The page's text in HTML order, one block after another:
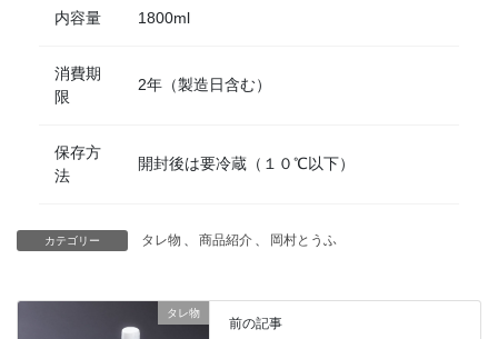
内容量 1800ml
消費期
限
2年（製造日含む）
保存方
法
開封後は要冷蔵（１０℃以下）
カテゴリー タレ物 商品紹介 岡村とうふ
タレ物
前の記事